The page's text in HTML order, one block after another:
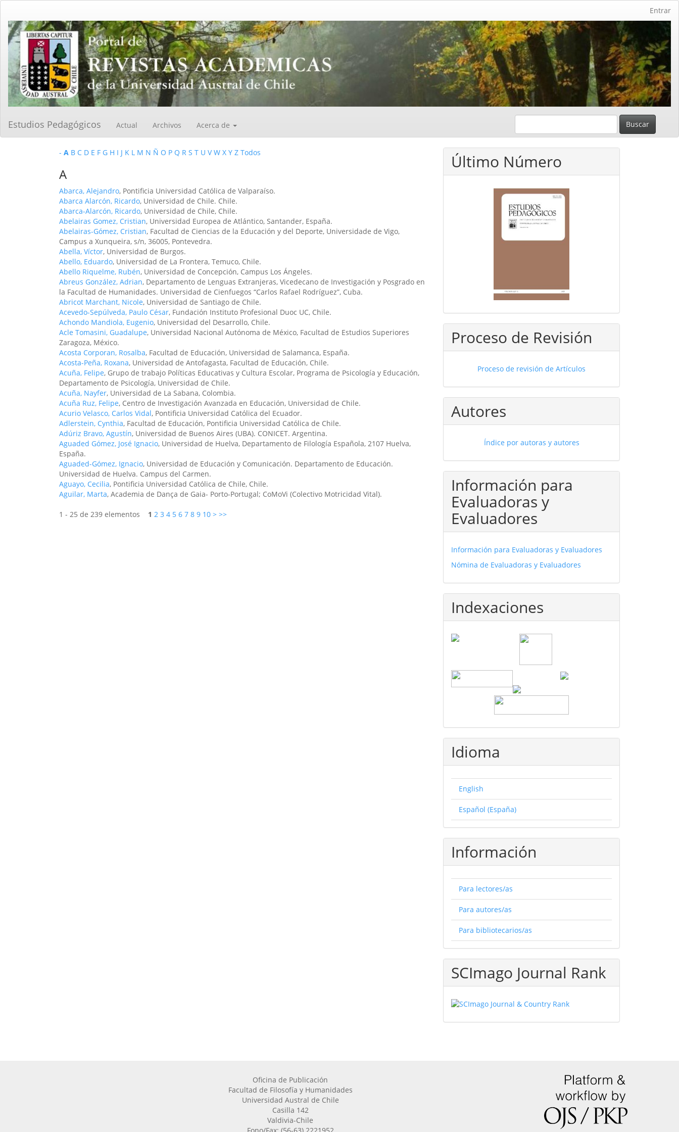
Contenido
principal
Barra
lateral
Entrar
Estudios Pedagógicos Actual Archivos Acerca de Buscar
- A B C D E F G H I J K L M N Ñ O P Q R S T U V W X Y Z Todos
A
Abarca, Alejandro, Pontificia Universidad Católica de Valparaíso.
Abarca Alarcón, Ricardo, Universidad de Chile. Chile.
Abarca-Alarcón, Ricardo, Universidad de Chile, Chile.
Abelairas Gomez, Cristian, Universidad Europea de Atlántico, Santander, España.
Abelairas-Gómez, Cristian, Facultad de Ciencias de la Educación y del Deporte, Universidade de Vigo,
Campus a Xunqueira, s/n, 36005, Pontevedra.
Abella, Víctor, Universidad de Burgos.
Abello, Eduardo, Universidad de La Frontera, Temuco, Chile.
Abello Riquelme, Rubén, Universidad de Concepción, Campus Los Ángeles.
Abreus González, Adrian, Departamento de Lenguas Extranjeras, Vicedecano de Investigación y Posgrado en
la Facultad de Humanidades. Universidad de Cienfuegos “Carlos Rafael Rodríguez”, Cuba.
Abricot Marchant, Nicole, Universidad de Santiago de Chile.
Acevedo-Sepúlveda, Paulo César, Fundación Instituto Profesional Duoc UC, Chile.
Achondo Mandiola, Eugenio, Universidad del Desarrollo, Chile.
Acle Tomasini, Guadalupe, Universidad Nacional Autónoma de México, Facultad de Estudios Superiores
Zaragoza, México.
Acosta Corporan, Rosalba, Facultad de Educación, Universidad de Salamanca, España.
Acosta-Peña, Roxana, Universidad de Antofagasta, Facultad de Educación, Chile.
Acuña, Felipe, Grupo de trabajo Políticas Educativas y Cultura Escolar, Programa de Psicología y Educación,
Departamento de Psicología, Universidad de Chile.
Acuña, Nayfer, Universidad de La Sabana, Colombia.
Acuña Ruz, Felipe, Centro de Investigación Avanzada en Educación, Universidad de Chile.
Acurio Velasco, Carlos Vidal, Pontificia Universidad Católica del Ecuador.
Adlerstein, Cynthia, Facultad de Educación, Pontificia Universidad Católica de Chile.
Adúriz Bravo, Agustín, Universidad de Buenos Aires (UBA). CONICET. Argentina.
Aguaded Gómez, José Ignacio, Universidad de Huelva, Departamento de Filología Española, 2107 Huelva,
España.
Aguaded-Gómez, Ignacio, Universidad de Educación y Comunicación. Departamento de Educación.
Universidad de Huelva. Campus del Carmen.
Aguayo, Cecilia, Pontificia Universidad Católica de Chile, Chile.
Aguilar, Marta, Academia de Dança de Gaia- Porto-Portugal; CoMoVi (Colectivo Motricidad Vital).
1 - 25 de 239 elementos 1 2 3 4 5 6 7 8 9 10 > >>
Último Número
Proceso de Revisión
Proceso de revisión de Artículos
Autores
Índice por autoras y autores
Información para
Evaluadoras y
Evaluadores
Información para Evaluadoras y Evaluadores
Nómina de Evaluadoras y Evaluadores
Indexaciones
Idioma
English
Español (España)
Información
Para lectores/as
Para autores/as
Para bibliotecarios/as
SCImago Journal Rank
Oficina de Publicación
Facultad de Filosofía y Humanidades
Universidad Austral de Chile
Casilla 142
Valdivia-Chile